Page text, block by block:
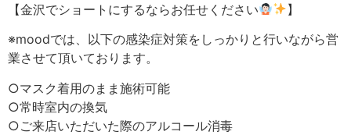
【金沢でショートにするならお任せください
】
※moodでは、以下の感染症対策をしっかりと行いながら営
業させて頂いております。
○マスク着用のまま施術可能
○常時室内の換気
○ご来店いただいた際のアルコール消毒